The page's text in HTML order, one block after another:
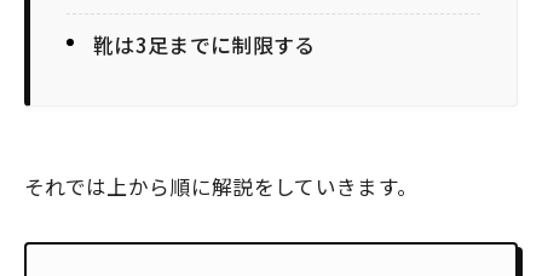
靴は3足までに制限する
それでは上から順に解説をしていきます。